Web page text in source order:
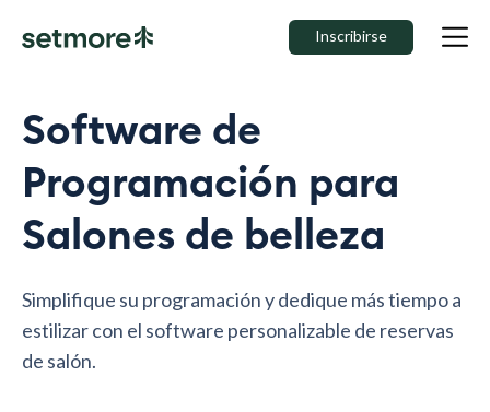
Inscribirse
Software de
Programación para
Salones de belleza
Simplifique su programación y dedique más tiempo a
estilizar con el software personalizable de reservas
de salón.